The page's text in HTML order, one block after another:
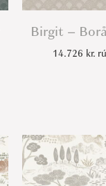
Birgit –
14.726 kr.